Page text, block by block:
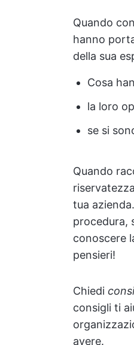
Quando
hanno
della sua
Cosa
la loro
se si
Quando
tua
procedura,
conoscere
pensieri!
Chiedi
consigli ti
avere.